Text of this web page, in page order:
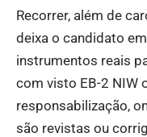
Recorrer, além de
deixa o candidato
instrumentos reais
com visto EB-2 NIW
responsabilização,
são revistas ou